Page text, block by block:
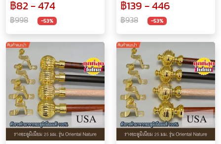
฿82 - 474
฿998 -53%
อลูมิเนียมแท้ 100%
฿139 - 446
฿938 -53%